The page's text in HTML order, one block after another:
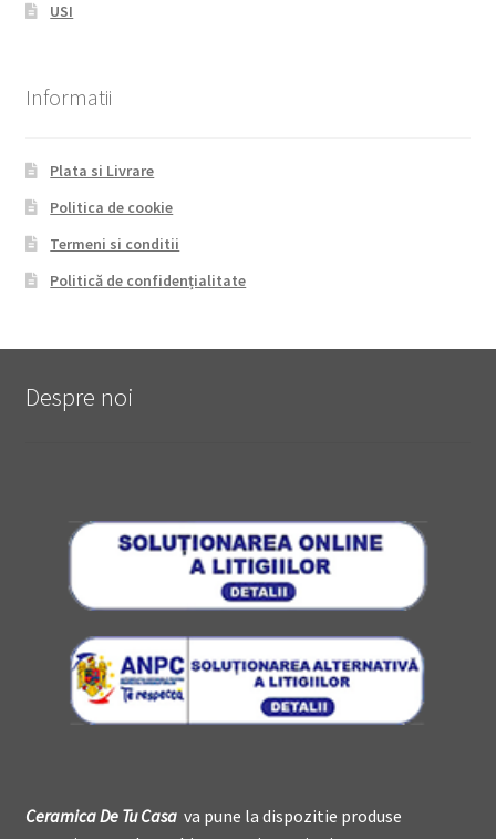
USI
Informatii
Plata si Livrare
Politica de cookie
Termeni si conditii
Politică de confidențialitate
Despre noi
Ceramica DeTu Casava pune la dispozitie produse